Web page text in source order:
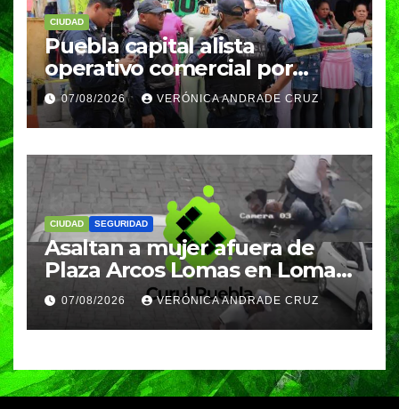
CIUDAD
Puebla capital alista
operativo comercial por
fiestas patrias y regreso a
clases
07/08/2026 VERÓNICA ANDRADE CRUZ
CIUDAD SEGURIDAD
Asaltan a mujer afuera de
Plaza Arcos Lomas en Lomas
de Angelópolis; delincuentes
huyeron en auto
07/08/2026 VERÓNICA ANDRADE CRUZ